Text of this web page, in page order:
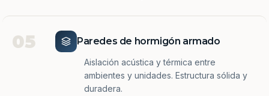
05 Paredes de hormigón armado
Aislación acústica y térmica entre
ambientes y unidades. Estructura sólida y
duradera.